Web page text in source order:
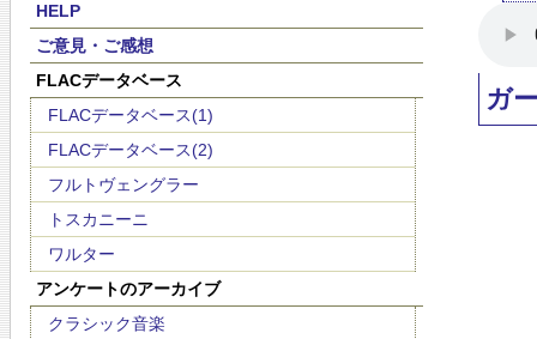
HELP
ご意見・ご感想
FLACデータベース
FLACデータベース(1)
FLACデータベース(2)
フルトヴェングラー
トスカニーニ
ワルター
アンケートのアーカイブ
クラシック音楽
ガ